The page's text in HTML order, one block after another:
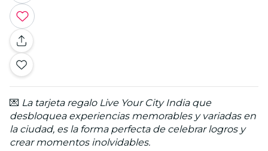
💌 La tarjeta regalo Live Your City India que
desbloquea experiencias memorables y variadas en
la ciudad, es la forma perfecta de celebrar logros y
crear momentos inolvidables.